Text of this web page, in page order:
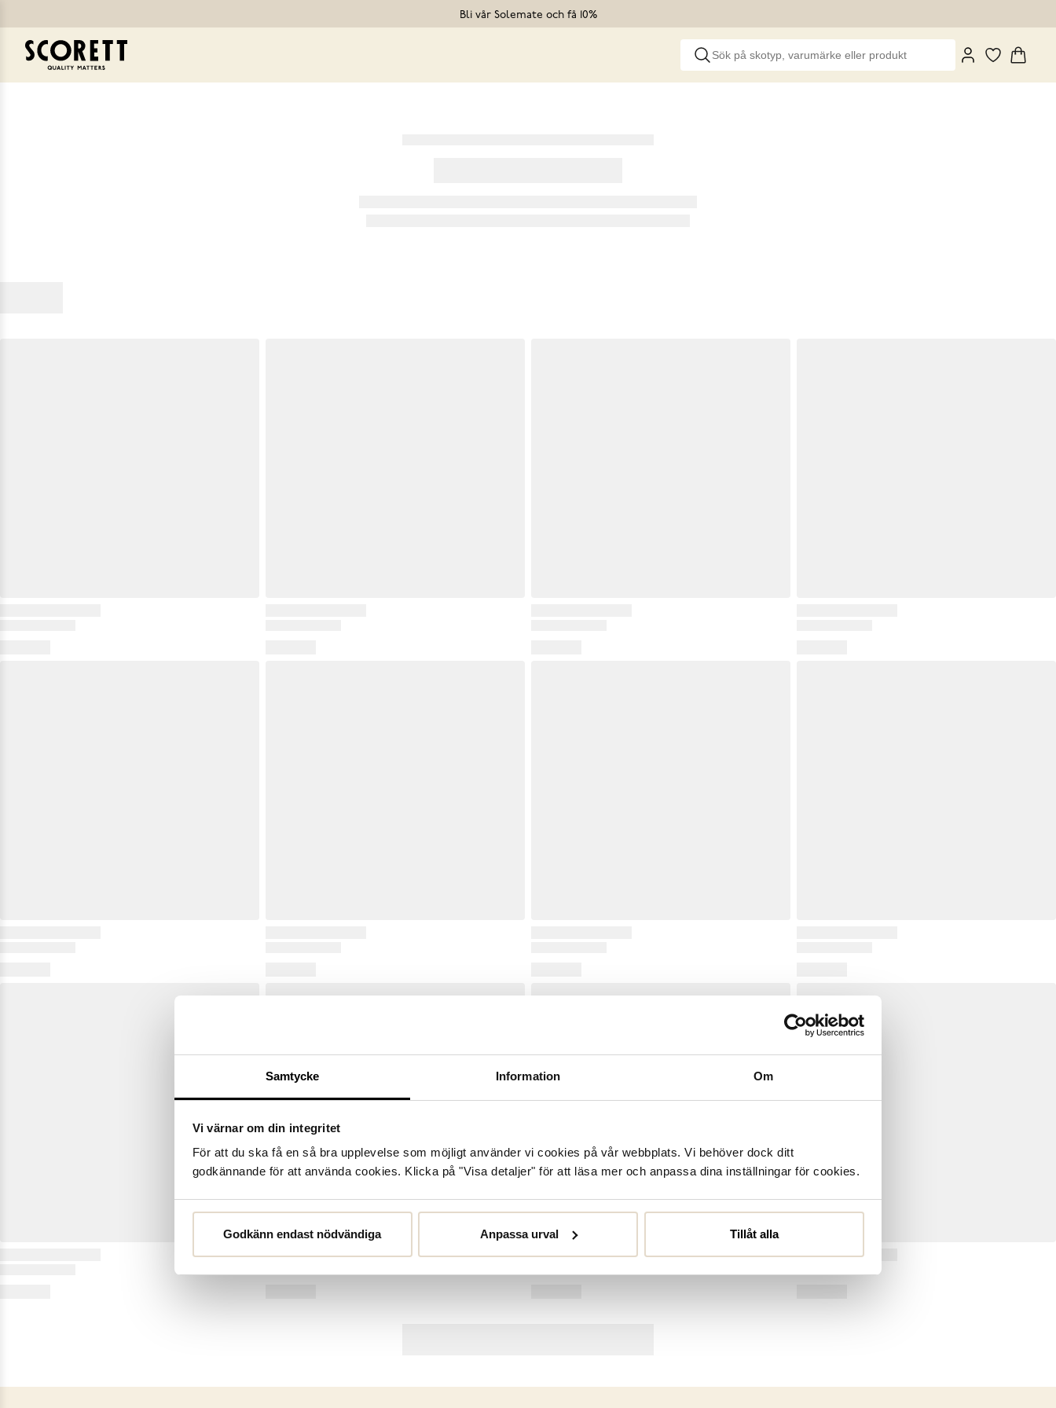
Samtycke Information Om
Vi värnar om din integritet
För att du ska få en så bra upplevelse som möjligt använder vi cookies på vår webbplats. Vi behöver dock ditt
godkännande för att använda cookies. Klicka på "Visa detaljer" för att läsa mer och anpassa dina inställningar för cookies.
Godkänn endast nödvändiga Anpassa urval Tillåt alla
Bli vår Solemate och få 10%